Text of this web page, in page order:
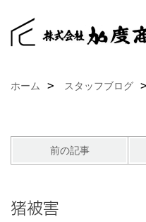
ホーム スタッフブログ
前の記事
猪被害